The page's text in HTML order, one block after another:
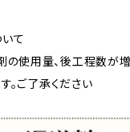
て
の使用量、後工程数が
。ご了承ください